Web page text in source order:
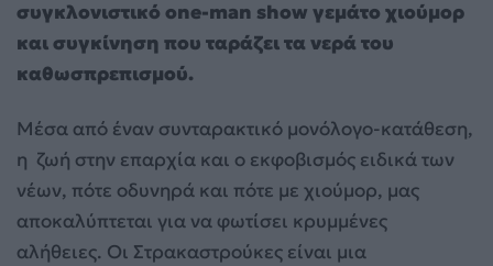
συγκλονιστικό one-man show γεμάτο χιούμορ
και συγκίνηση που ταράζει τα νερά του
καθωσπρεπισμού.
Μέσα από έναν συνταρακτικό μονόλογο-κατάθεση,
η ζωή στην επαρχία και ο εκφοβισμός ειδικά των
νέων, πότε οδυνηρά και πότε με χιούμορ, μας
αποκαλύπτεται για να φωτίσει κρυμμένες
αλήθειες. Οι Στρακαστρούκες είναι μια